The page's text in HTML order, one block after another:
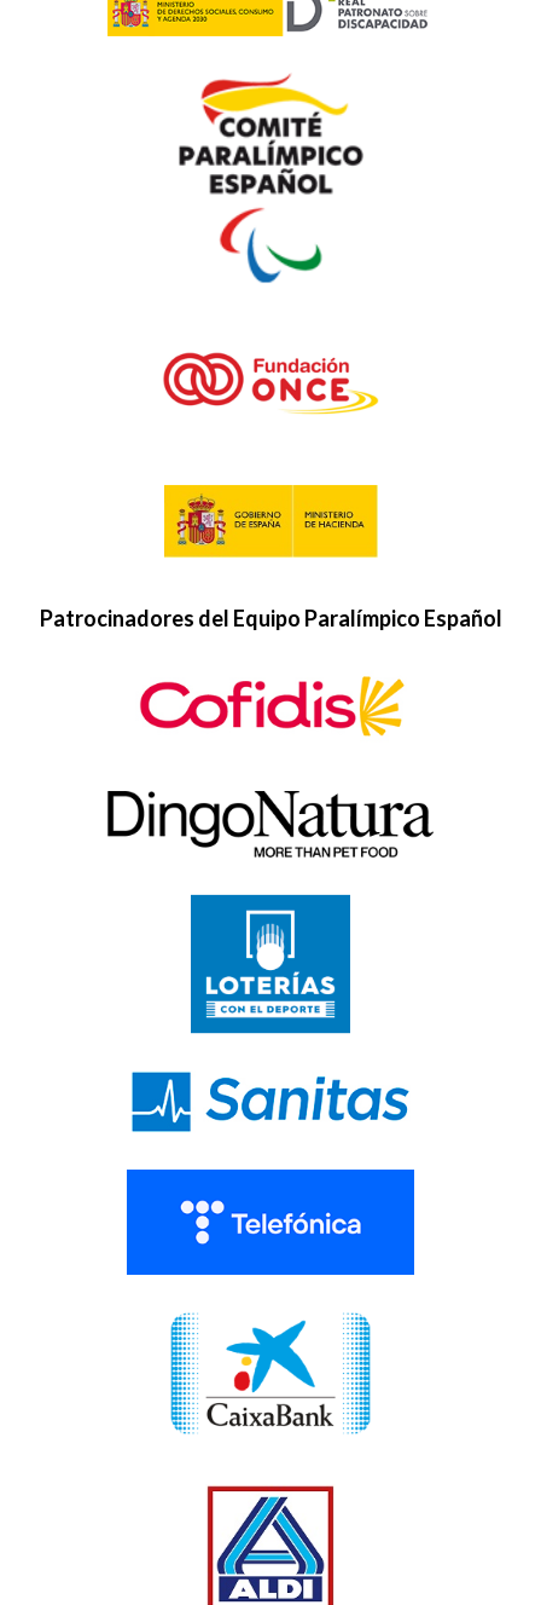
Patrocinadores del Equipo Paralímpico Español